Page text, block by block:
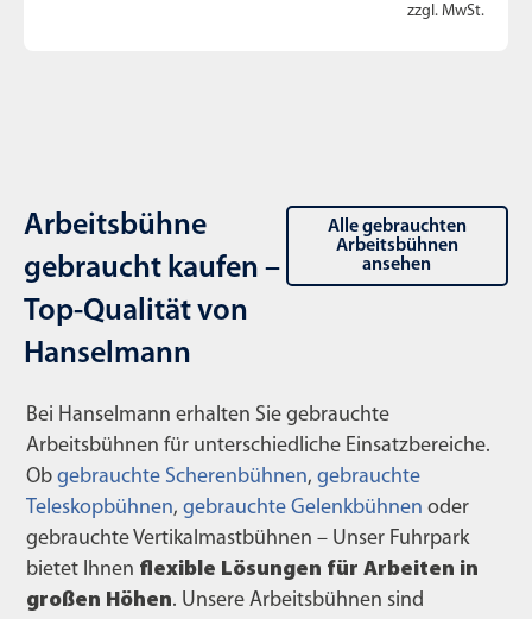
zzgl. MwSt.
Arbeitsbühne
gebraucht kaufen –
Top-Qualität von
Hanselmann
Alle gebrauchten
Arbeitsbühnen
ansehen
Bei Hanselmann erhalten Sie gebrauchte
Arbeitsbühnen für unterschiedliche Einsatzbereiche.
Ob gebrauchte Scherenbühnen, gebrauchte
Teleskopbühnen, gebrauchte Gelenkbühnen oder
gebrauchte Vertikalmastbühnen – Unser Fuhrpark
bietet Ihnen flexible Lösungen für Arbeiten in
großen Höhen. Unsere Arbeitsbühnen sind